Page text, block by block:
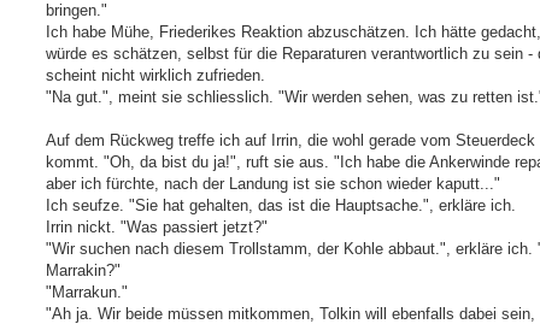
bringen."
Ich habe Mühe, Friederikes Reaktion abzuschätzen. Ich hätte
würde es schätzen, selbst für die Reparaturen verantwortlich zu sein -
scheint nicht wirklich zufrieden.
"Na gut.", meint sie schliesslich. "Wir werden sehen, was zu retten
Auf dem Rückweg treffe ich auf Irrin, die wohl gerade vom Steuerdeck
kommt. "Oh, da bist du ja!", ruft sie aus. "Ich habe die Ankerwinde
aber ich fürchte, nach der Landung ist sie schon wieder kaputt..."
Ich seufze. "Sie hat gehalten, das ist die Hauptsache.", erkläre ich.
Irrin nickt. "Was passiert jetzt?"
"Wir suchen nach diesem Trollstamm, der Kohle abbaut.", erkläre ich.
Marrakin?"
"Marrakun."
"Ah ja. Wir beide müssen mitkommen, Tolkin will ebenfalls dabei sein,